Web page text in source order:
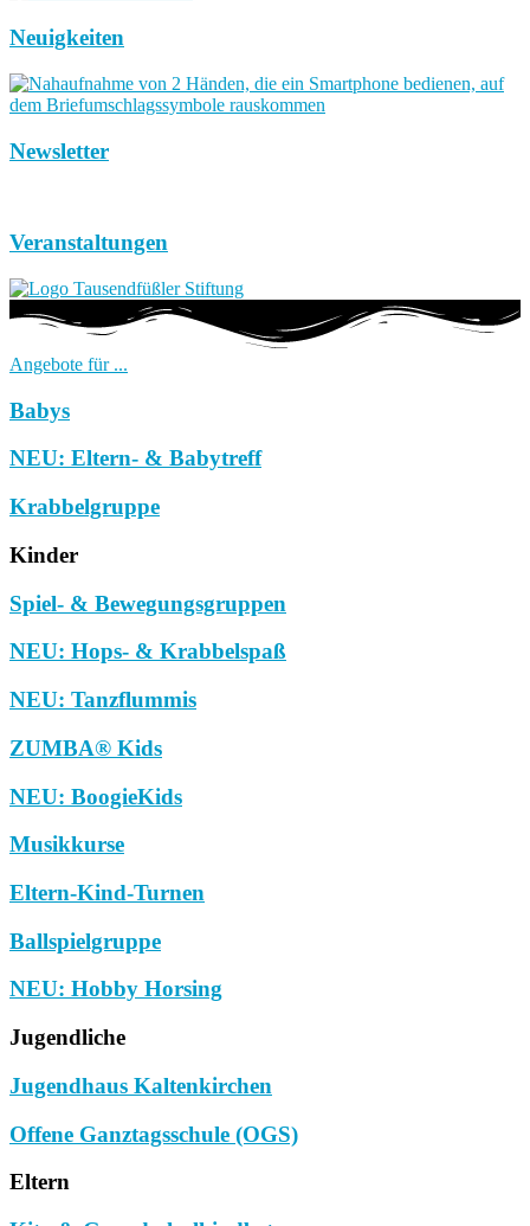
Neuigkeiten
Newsletter
Veranstaltungen
Angebote für ...
Babys
NEU: Eltern- & Babytreff
Krabbelgruppe
Kinder
Spiel- & Bewegungsgruppen
NEU: Hops- & Krabbelspaß
NEU: Tanzflummis
ZUMBA® Kids
NEU: BoogieKids
Musikkurse
Eltern-Kind-Turnen
Ballspielgruppe
NEU: Hobby Horsing
Jugendliche
Jugendhaus Kaltenkirchen
Offene Ganztagsschule (OGS)
Eltern